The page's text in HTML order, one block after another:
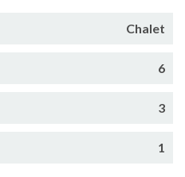
Chalet
6
3
1